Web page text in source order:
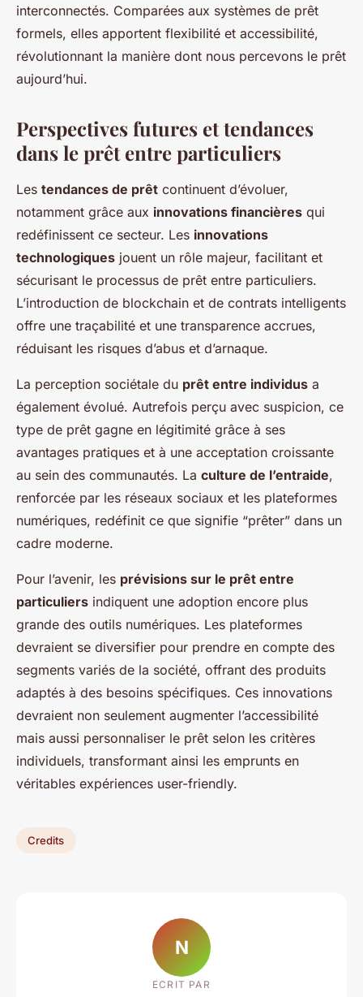
interconnectés. Comparées aux systèmes de prêt
formels, elles apportent flexibilité et accessibilité,
révolutionnant la manière dont nous percevons le prêt
aujourd’hui.
Perspectives futures et tendances
dans le prêt entre particuliers
Les tendances de prêt continuent d’évoluer,
notamment grâce aux innovations financières qui
redéfinissent ce secteur. Les innovations
technologiques jouent un rôle majeur, facilitant et
sécurisant le processus de prêt entre particuliers.
L’introduction de blockchain et de contrats intelligents
offre une traçabilité et une transparence accrues,
réduisant les risques d’abus et d’arnaque.
La perception sociétale du prêt entre individus a
également évolué. Autrefois perçu avec suspicion, ce
type de prêt gagne en légitimité grâce à ses
avantages pratiques et à une acceptation croissante
au sein des communautés. La culture de l’entraide,
renforcée par les réseaux sociaux et les plateformes
numériques, redéfinit ce que signifie “prêter” dans un
cadre moderne.
Pour l’avenir, les prévisions sur le prêt entre
particuliers indiquent une adoption encore plus
grande des outils numériques. Les plateformes
devraient se diversifier pour prendre en compte des
segments variés de la société, offrant des produits
adaptés à des besoins spécifiques. Ces innovations
devraient non seulement augmenter l’accessibilité
mais aussi personnaliser le prêt selon les critères
individuels, transformant ainsi les emprunts en
véritables expériences user-friendly.
Credits
N
ECRIT PAR